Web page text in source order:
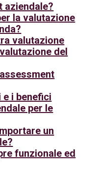
aziendale?
la valutazione
valutazione
del
e i benefici
per le
un
funzionale ed